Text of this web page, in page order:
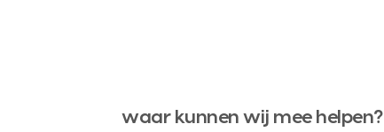
waar kunnen wij mee helpen?